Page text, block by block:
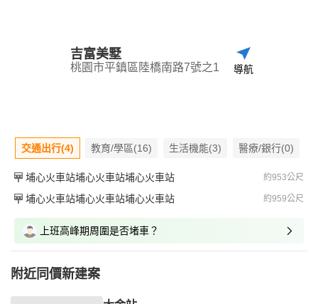
吉富美墅
桃園市平鎮區陸橋南路7號之1 導航
交通出行(4) 教育/學區(16) 生活機能(3) 醫療/銀行(0)
埔心火車站埔心火車站埔心火車站 約953公尺
埔心火車站埔心火車站埔心火車站 約959公尺
上班高峰期周圍是否堵車？
附近同價新建案